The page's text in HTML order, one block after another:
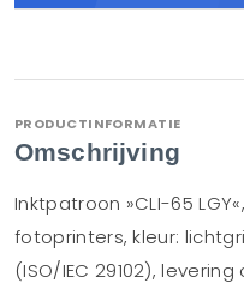
PRODUCTINFORMATIE
Omschrijving
Inktpatroon »CLI-65
fotoprinters, kleur:
(ISO/IEC 29102),